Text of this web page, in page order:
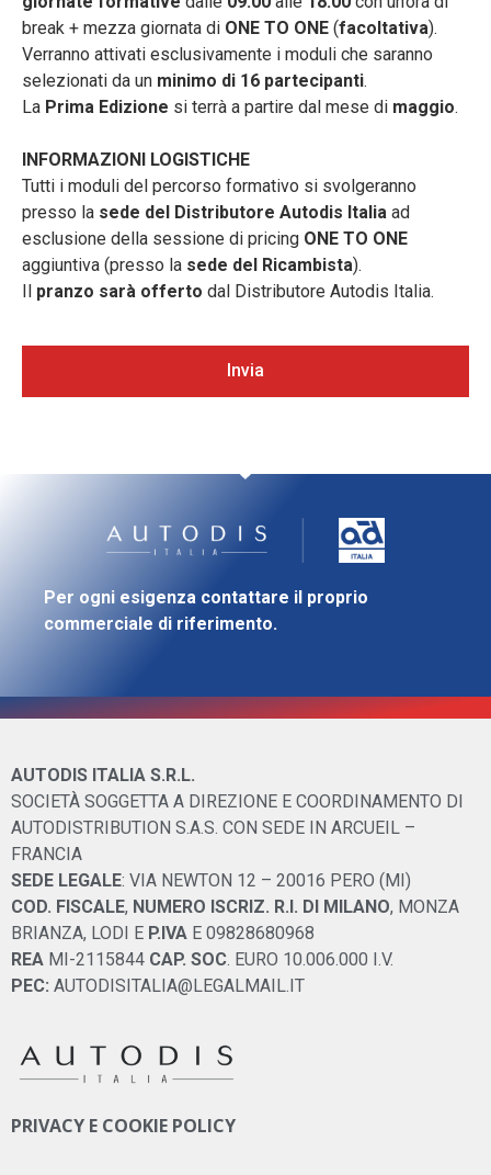
break + mezza giornata di ONE TO ONE (facoltativa).
Verranno attivati esclusivamente i moduli che saranno
selezionati da un minimo di 16 partecipanti.
La Prima Edizione si terrà a partire dal mese di maggio.
INFORMAZIONI LOGISTICHE
Tutti i moduli del percorso formativo si svolgeranno
presso la sede del Distributore Autodis Italia ad
esclusione della sessione di pricing ONE TO ONE
aggiuntiva (presso la sede del Ricambista).
Il pranzo sarà offerto dal Distributore Autodis Italia.
Invia
Per ogni esigenza contattare il proprio
commerciale di riferimento.
AUTODIS ITALIA S.R.L.
SOCIETÀ SOGGETTA A DIREZIONE E COORDINAMENTO DI
AUTODISTRIBUTION S.A.S. CON SEDE IN ARCUEIL –
FRANCIA
SEDE LEGALE: VIA NEWTON 12 – 20016 PERO (MI)
COD. FISCALE, NUMERO ISCRIZ. R.I. DI MILANO, MONZA
BRIANZA, LODI E P.IVA E 09828680968
REA MI-2115844 CAP. SOC. EURO 10.006.000 I.V.
PEC: AUTODISITALIA@LEGALMAIL.IT
PRIVACY E COOKIE POLICY